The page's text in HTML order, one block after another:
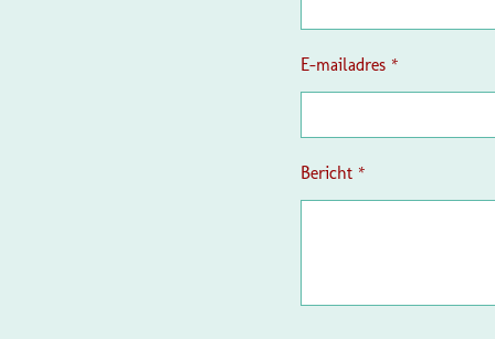
n
E-mailadres *
Bericht *